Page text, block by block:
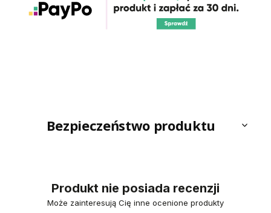
Bezpieczeństwo produktu
Produkt nie posiada recenzji
Może zainteresują Cię inne ocenione produkty